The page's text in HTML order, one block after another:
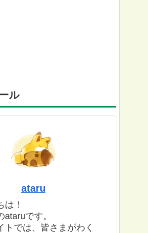
ル
ataru
は！
ataruです。
トでは、皆さまがわく